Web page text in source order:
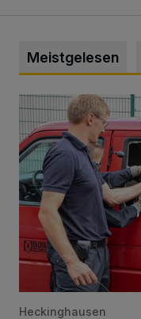
Meistgelesen
Feuerwehr befreit
Heckinghausen